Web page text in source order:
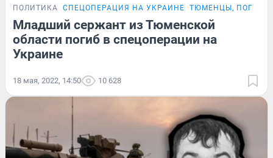
ПОЛИТИКА СПЕЦОПЕРАЦИЯ НА УКРАИНЕ ТЮМЕНЦЫ,
Младший сержант из Тюменской
области погиб в спецоперации на
Украине
18 мая, 2022, 14:50 10 628